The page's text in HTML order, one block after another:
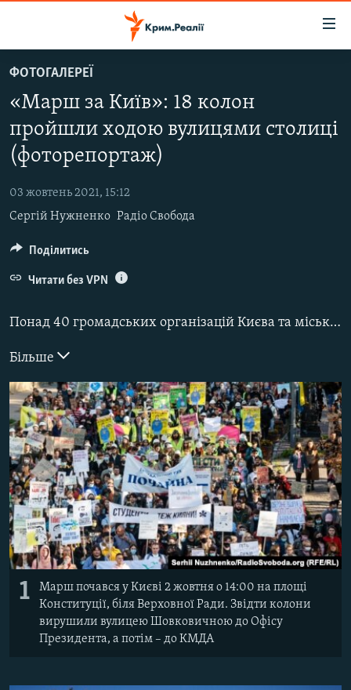
до
основного
матеріалу
Перейти
до
навігації
Перейти
пошуку
ВОДА.КРИМ
ВІДЕО ТА ФОТО
ПОЛІТИКА
БЛОГИ
ПОГЛЯД
ІНТЕРВ'Ю
ВСЕ ЗА ДЕНЬ
СВІДЧЕННЯ ОКУПАЦІЇ
УКРАЇНСЬКА ПРОБЛЕМА КРИМУ
ІНФОГРАФІКА
Русский
Qırımtatar
ДОЛУЧАЙСЯ!
Усі сайти RFE/RL
ФОТОГАЛЕРЕЇ
«Марш за Київ»: 18 колон
пройшли ходою вулицями столиці
(фоторепортаж)
03 жовтень 2021, 15:12
Сергій Нужненко Радіо Свобода
Понад 40 громадських організацій Києва та міських ініціатив 2 жовтня організували перший об'єднаний
Більше
1
Марш почався у Києві 2 жовтня о 14:00 на площі
Конституції, біля Верховної Ради. Звідти колони
вирушили вулицею Шовковичною до Офісу
Президента, а потім – до КМДА
Поділитись
Читати без VPN